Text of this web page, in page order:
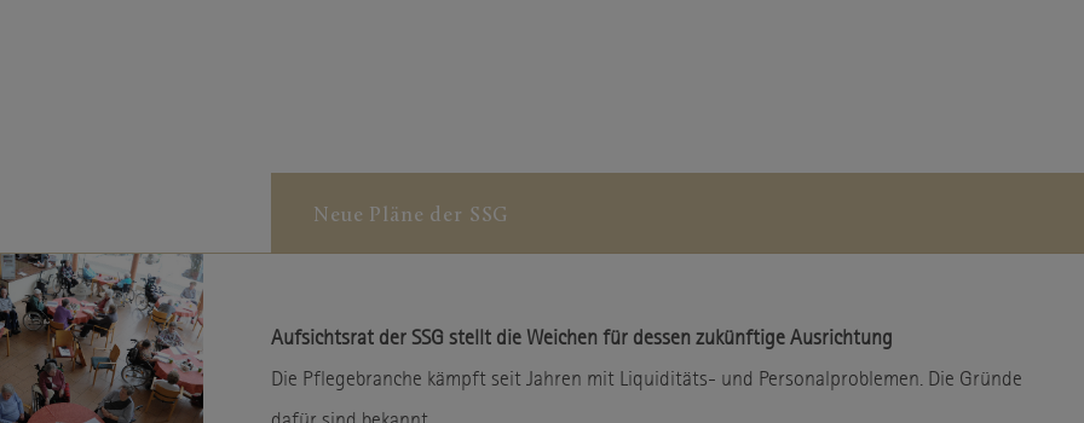
keiner manuellen Einwilligung mehr.
Anbieter
Zweck
Maps-Inhalten verwendet.
Datenschutz Datenschutzerklärung
Host
Neue Pläne der SSG
Aufsichtsrat der SSG stellt die Weichen für dessen zukünftige Ausrichtung
Die Pflegebranche kämpft seit Jahren mit Liquiditäts- und Personalproblemen. Die Gründe
dafür sind bekannt ...